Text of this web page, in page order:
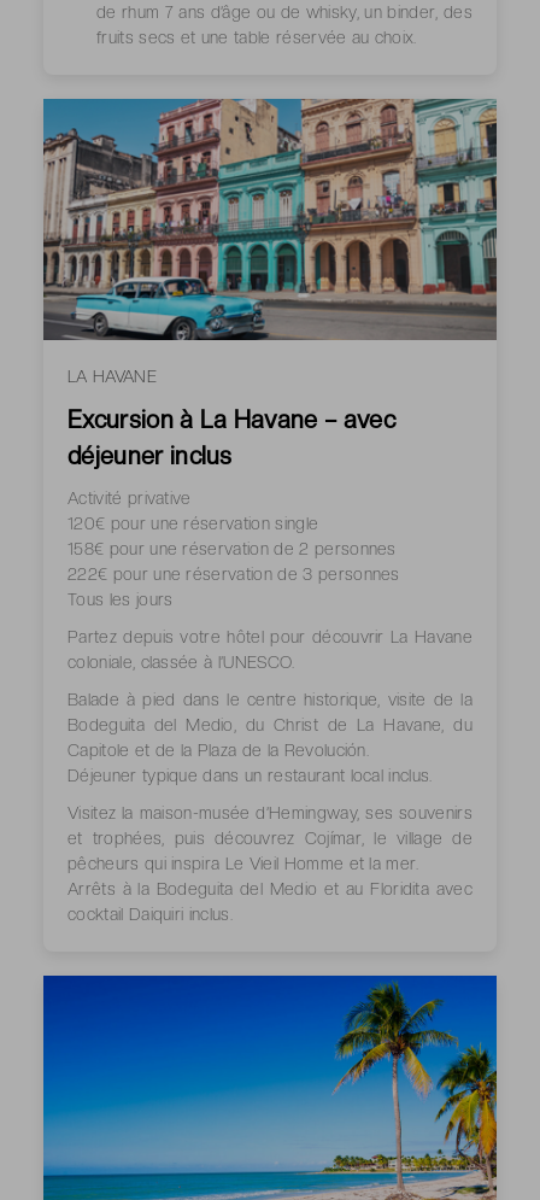
de rhum 7 ans d’âge ou de whisky, un binder, des
fruits secs et une table réservée au choix.
LA HAVANE
Excursion à La Havane – avec
déjeuner inclus
Activité privative
120€ pour une réservation single
158€ pour une réservation de 2 personnes
222€ pour une réservation de 3 personnes
Tous les jours
Partez depuis votre hôtel pour découvrir La Havane
coloniale, classée à l’UNESCO.
Balade à pied dans le centre historique, visite de la
Bodeguita del Medio, du Christ de La Havane, du
Capitole et de la Plaza de la Revolución.
Déjeuner typique dans un restaurant local inclus.
Visitez la maison-musée d’Hemingway, ses souvenirs
et trophées, puis découvrez Cojímar, le village de
pêcheurs qui inspira Le Vieil Homme et la mer.
Arrêts à la Bodeguita del Medio et au Floridita avec
cocktail Daiquiri inclus.